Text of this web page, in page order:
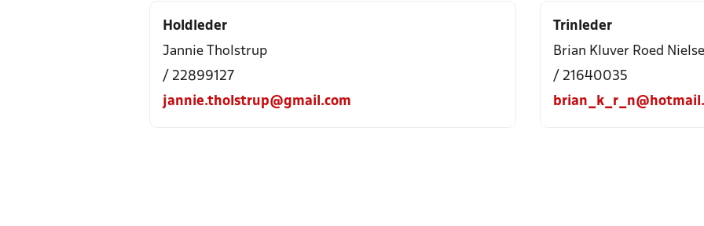
Holdleder
Jannie Tholstrup
/ 22899127
jannie.tholstrup@gmail.com
Trinleder
Brian Kluver Roed
/ 21640035